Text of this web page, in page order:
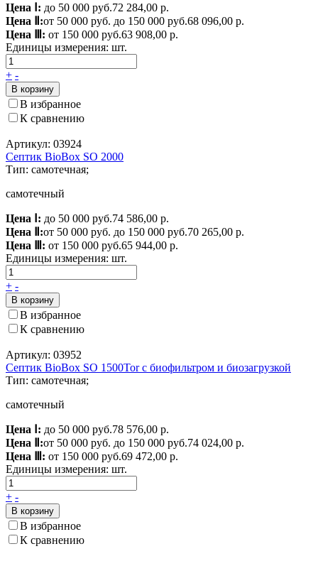
Цена Ⅰ: до 50 000 руб.72 284,00 р.
Цена Ⅱ:от 50 000 руб. до 150 000 руб.68 096,00 р.
Цена Ⅲ: от 150 000 руб.63 908,00 р.
Единицы измерения: шт.
+ -
В корзину
В избранное
К сравнению
Артикул: 03924
Септик BioBox SO 2000
Тип: самотечная;
самотечный
Цена Ⅰ: до 50 000 руб.74 586,00 р.
Цена Ⅱ:от 50 000 руб. до 150 000 руб.70 265,00 р.
Цена Ⅲ: от 150 000 руб.65 944,00 р.
Единицы измерения: шт.
+ -
В корзину
В избранное
К сравнению
Артикул: 03952
Септик BioBox SO 1500Tor с биофильтром и биозагрузкой
Тип: самотечная;
самотечный
Цена Ⅰ: до 50 000 руб.78 576,00 р.
Цена Ⅱ:от 50 000 руб. до 150 000 руб.74 024,00 р.
Цена Ⅲ: от 150 000 руб.69 472,00 р.
Единицы измерения: шт.
+ -
В корзину
В избранное
К сравнению